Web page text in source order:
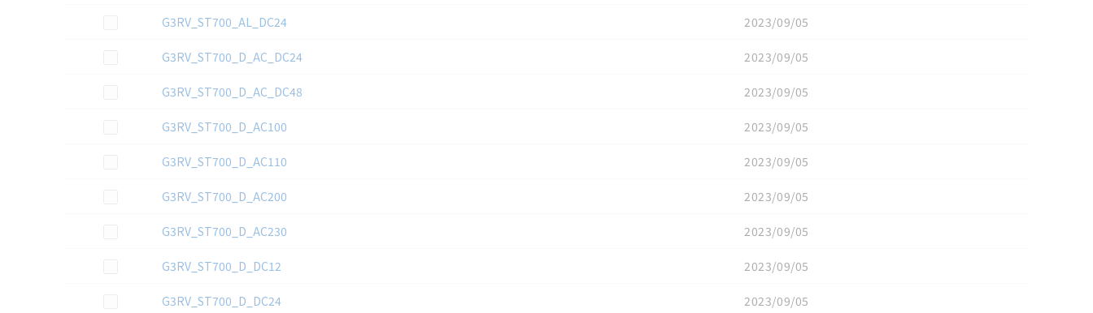
この資料を選択G3RV_ST700_AL_DC24
2023/09/05
この資料を選択G3RV_ST700_D_AC_DC24
2023/09/05
この資料を選択G3RV_ST700_D_AC_DC48
2023/09/05
この資料を選択G3RV_ST700_D_AC100
2023/09/05
この資料を選択G3RV_ST700_D_AC110
2023/09/05
この資料を選択G3RV_ST700_D_AC200
2023/09/05
この資料を選択G3RV_ST700_D_AC230
2023/09/05
この資料を選択G3RV_ST700_D_DC12
2023/09/05
この資料を選択G3RV_ST700_D_DC24
2023/09/05